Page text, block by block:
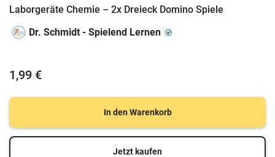
Laborgeräte Chemie – 2x Dreieck Domino Spiele
Dr. Schmidt - Spielend Lernen
1,99 €
In den Warenkorb
Jetzt kaufen